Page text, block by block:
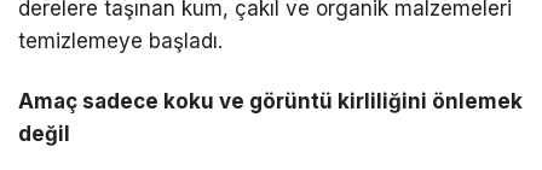
derelere taşınan kum, çakıl ve organik malzemeleri
temizlemeye başladı.
Amaç sadece koku ve görüntü kirliliğini önlemek
değil